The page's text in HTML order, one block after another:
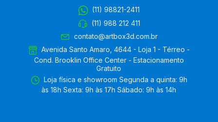
(11) 98821-2411
(11) 988 212 411
contato@artbox3d.com.br
Avenida Santo Amaro, 4644 - Loja 1 - Térreo -
Cond. Brooklin Office Center - Estacionamento
Gratuito
Loja física e showroom Segunda a quinta: 9h
às 18h Sexta: 9h às 17h Sábado: 9h às 14h